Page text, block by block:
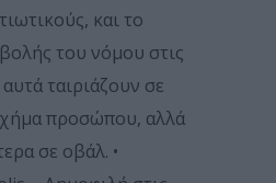
και το
του νόμου στις
ταιριάζουν σε
προσώπου, αλλά
σε οβάλ. •